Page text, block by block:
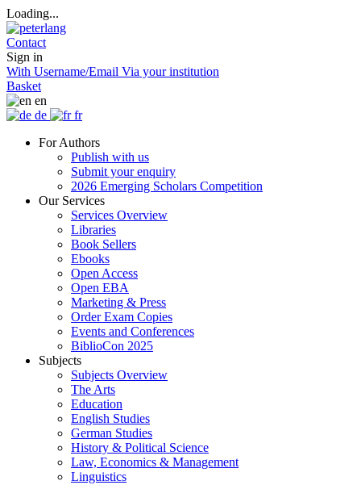
Loading...
Contact
Sign in
With Username/Email Via your institution
Basket
en
de
fr
For Authors
Publish with us
Submit your enquiry
2026 Emerging Scholars Competition
Our Services
Services Overview
Libraries
Book Sellers
Ebooks
Open Access
Open EBA
Marketing & Press
Order Exam Copies
Events and Conferences
BiblioCon 2025
Subjects
Subjects Overview
The Arts
Education
English Studies
German Studies
History & Political Science
Law, Economics & Management
Linguistics